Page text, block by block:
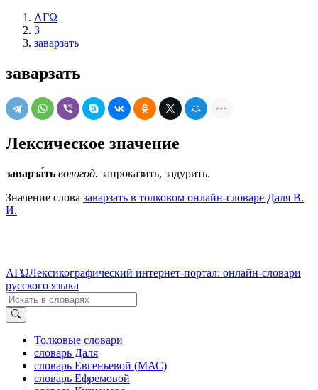
ΛΓΩ
З
заварзать
заварзать
Лексическое значение
заварза́ть вологод. запроказить, задурить.
Значение слова заварзать в толковом онлайн-словаре Даля В.
И.
ΛΓΩЛексикографический интернет-портал: онлайн-словари
русского языка
Толковые словари
словарь Даля
словарь Евгеньевой (МАС)
словарь Ефремовой